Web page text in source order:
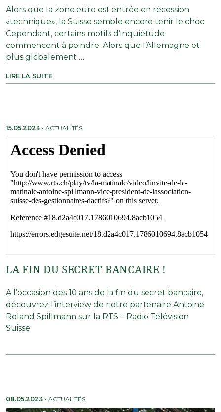
Alors que la zone euro est entrée en récession
«technique», la Suisse semble encore tenir le choc.
Cependant, certains motifs d’inquiétude
commencent à poindre. Alors que l’Allemagne et
plus globalement …
LIRE LA SUITE
15.05.2023 - ACTUALITÉS
LA FIN DU SECRET BANCAIRE !
A l’occasion des 10 ans de la fin du secret bancaire,
découvrez l’interview de notre partenaire Antoine
Roland Spillmann sur la RTS – Radio Télévision
Suisse.
08.05.2023 - ACTUALITÉS